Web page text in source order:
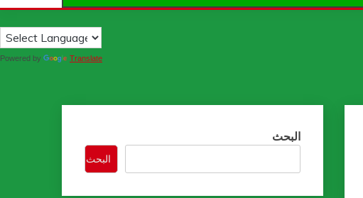
Powered by Translate
البحث
البحث